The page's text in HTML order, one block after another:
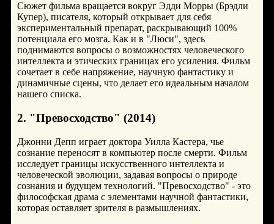
Сюжет фильма вращается вокруг Эдди Морры (Брэдли
Купер), писателя, который открывает для себя
экспериментальный препарат, раскрывающий 100%
потенциала его мозга. Как и в "Люси", здесь
поднимаются вопросы о возможностях человеческого
интеллекта и этических границах его усиления. Фильм
сочетает в себе напряжение, научную фантастику и
динамичные сцены, что делает его идеальным началом
нашего списка.
2. "Превосходство" (2014)
Джонни Депп играет доктора Уилла Кастера, чье
сознание переносят в компьютер после смерти. Фильм
исследует границы искусственного интеллекта и
человеческой эволюции, задавая вопросы о природе
сознания и будущем технологий. "Превосходство" - это
философская драма с элементами научной фантастики,
которая оставляет зрителя в размышлениях.